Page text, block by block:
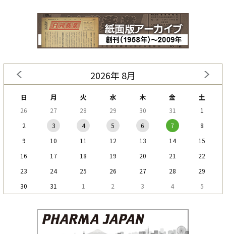
2026年 8月
日 月 火 水 木 金 土
26 27 28 29 30 31
1
2
3 4 5 6 7
8
9
10 11 12 13 14
15
16
17 18 19 20 21
22
23
24 25 26 27 28
29
30
31 1 2 3 4 5